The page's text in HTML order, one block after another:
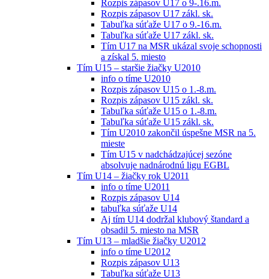
Rozpis zápasov U17 o 9-.16.m.
Rozpis zápasov U17 zákl. sk.
Tabuľka súťaže U17 o 9.-16.m.
Tabuľka súťaže U17 zákl. sk.
Tím U17 na MSR ukázal svoje schopnosti
a získal 5. miesto
Tím U15 – staršie žiačky U2010
info o tíme U2010
Rozpis zápasov U15 o 1.-8.m.
Rozpis zápasov U15 zákl. sk.
Tabuľka súťaže U15 o 1.-8.m.
Tabuľka súťaže U15 zákl. sk.
Tím U2010 zakončil úspešne MSR na 5.
mieste
Tím U15 v nadchádzajúcej sezóne
absolvuje nadnárodnú ligu EGBL
Tím U14 – žiačky rok U2011
info o tíme U2011
Rozpis zápasov U14
tabuľka súťaže U14
Aj tím U14 dodržal klubový štandard a
obsadil 5. miesto na MSR
Tím U13 – mladšie žiačky U2012
info o tíme U2012
Rozpis zápasov U13
Tabuľka súťaže U13